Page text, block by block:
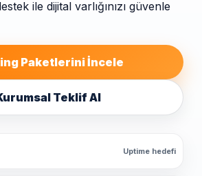
ile dijital varlığınızı güvenle
Paketlerini İncele
Teklif Al
Uptime hedefi